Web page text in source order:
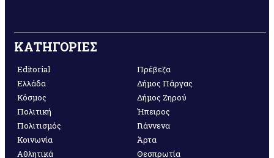
ΚΑΤΗΓΟΡΙΕΣ
Editorial
Ελλάδα
Κόσμος
Πολιτική
Πολιτισμός
Κοινωνία
Αθλητικά
Πρέβεζα
Δήμος Πάργας
Δήμος Ζηρού
Ήπειρος
Γιάννενα
Άρτα
Θεσπρωτία